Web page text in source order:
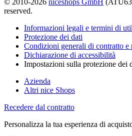
reserved.
Informazioni legali e termini di
Protezione dei dati
Condizioni generali di contratto
Dichiarazione di accessibilità
Impostazioni sulla protezione dei
Azienda
Altri nice Shops
Recedere dal contratto
Personalizza la tua esperienza di